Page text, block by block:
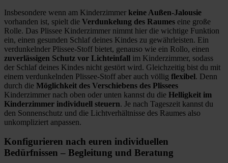
Insbesondere wenn am Kinderzimmer keine Außen-Jalousie
vorhanden ist, spielt die Verdunkelung des Raumes eine große
Rolle. Das Plissee Kinderzimmer nimmt hier die wichtige Funktion
ein, einen gesunden Schlaf deines Kindes zu gewährleisten. Ein
verdunkelnder Plissee-Stoff bietet, genauso wie ein Rollo, einen
zuverlässigen Schutz vor Lichteinfall im Kinderzimmer, sodass
der Schlaf deines Kindes nicht gestört wird. Gleichzeitig bist du mit
einem verdunkelnden Plissee-Stoff aber auch völlig flexibel. Denn
durch die Möglichkeit des Verschiebens des Plissees
Kinderzimmer nach oben oder unten kannst du die Helligkeit im
Kinderzimmer individuell steuern. Je nach Tageszeit kannst du
den Sonnenschutz und die Lichtverhältnisse des Raumes also
unkompliziert anpassen.
Konfigurieren nach euren individuellen
Bedürfnissen – Begleitung und Beratung